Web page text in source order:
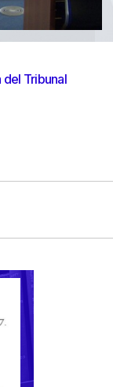
del Tribunal